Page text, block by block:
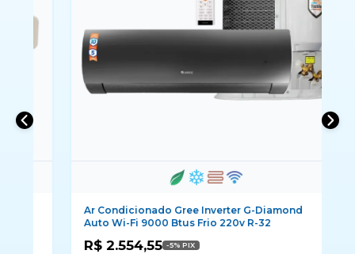
Ar Condicionado Gree Inverter G-Diamond
Auto Wi-Fi 9000 Btus Frio 220v R-32
R$ 2.554,55 -5% PIX